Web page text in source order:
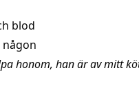
blod
honom, han är av mitt